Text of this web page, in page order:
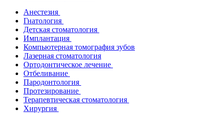
Анестезия
Гнатология
Детская стоматология
Имплантация
Компьютерная томография зубов
Лазерная стоматология
Ортодонтическое лечение
Отбеливание
Пародонтология
Протезирование
Терапевтическая стоматология
Хирургия